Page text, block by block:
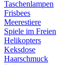
Taschenlampen
Frisbees
Meerestiere
Spiele im Freien
Helikopters
Keksdose
Haarschmuck